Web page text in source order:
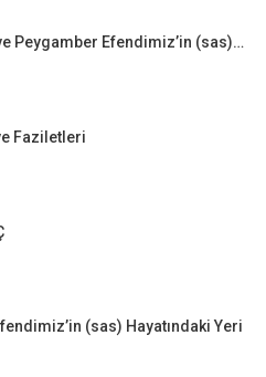
Peygamber Efendimiz’in (sas)…
Faziletleri
(sas) Hayatındaki Yeri